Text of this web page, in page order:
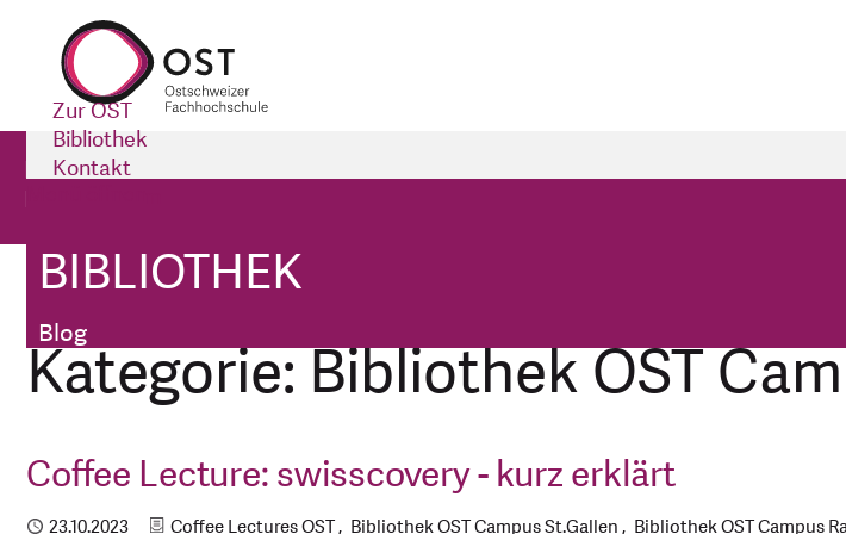
Zur OST
Bibliothek
Kontakt
BIBLIOTHEK
Blog
Bibliothek
Bibliothek Kategorien
Kategorie: Bibliothek OST
Coffee Lecture: swisscovery - kurz erklärt
Publiziert
23.10.2023 Kategorien
Coffee Lectures OST Bibliothek OST Campus St.Gallen Bibliothek OST Campus